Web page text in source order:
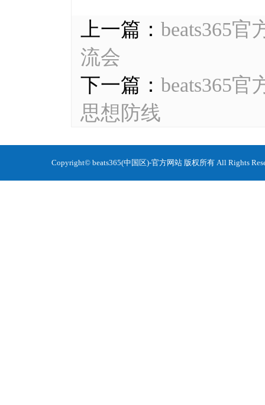
上一篇： beats365
流会
下一篇： beats365
思想防线
Copyright© beats365(中国区)-官方网站 版权所有 All Rights